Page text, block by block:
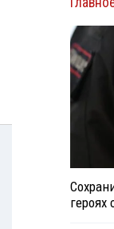
героях